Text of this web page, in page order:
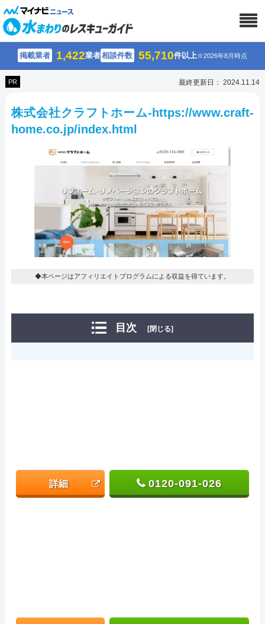
掲載業者 1,422業者相談件数 55,710件以上※2026年8月時点
PR 最終更新日： 2024.11.14
株式会社クラフトホーム-https://www.craft-
home.co.jp/index.html
◆本ページはアフィリエイトプログラムによる収益を得ています。
目次 [閉じる]
詳細 0120-091-026